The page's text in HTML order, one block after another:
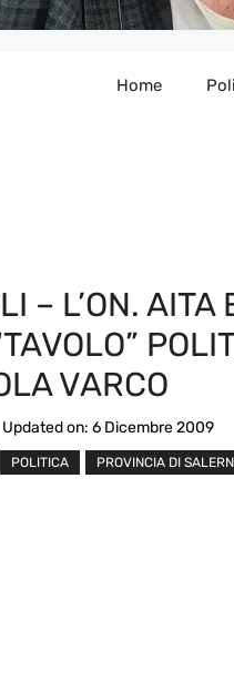
Home
– L’ON. AITA
VARCO
Updated on: 6 Dicembre 2009
POLITICA PROVINCIA DI